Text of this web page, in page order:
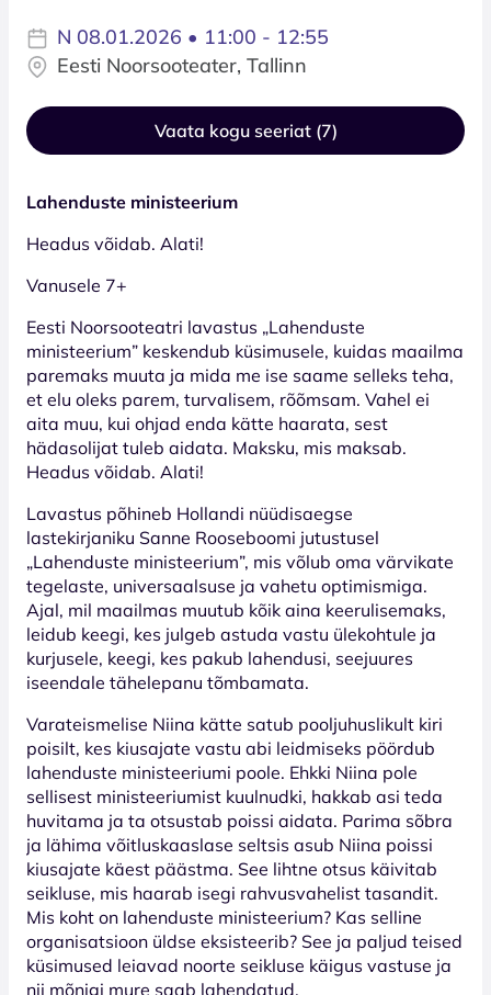
N 08.01.2026 • 11:00 - 12:55
Eesti Noorsooteater, Tallinn
Vaata kogu seeriat (7)
Lahenduste ministeerium
Headus võidab. Alati!
Vanusele 7+
Eesti Noorsooteatri lavastus „Lahenduste
ministeerium” keskendub küsimusele, kuidas maailma
paremaks muuta ja mida me ise saame selleks teha,
et elu oleks parem, turvalisem, rõõmsam. Vahel ei
aita muu, kui ohjad enda kätte haarata, sest
hädasolijat tuleb aidata. Maksku, mis maksab.
Headus võidab. Alati!
Lavastus põhineb Hollandi nüüdisaegse
lastekirjaniku Sanne Rooseboomi jutustusel
„Lahenduste ministeerium”, mis võlub oma värvikate
tegelaste, universaalsuse ja vahetu optimismiga.
Ajal, mil maailmas muutub kõik aina keerulisemaks,
leidub keegi, kes julgeb astuda vastu ülekohtule ja
kurjusele, keegi, kes pakub lahendusi, seejuures
iseendale tähelepanu tõmbamata.
Varateismelise Niina kätte satub pooljuhuslikult kiri
poisilt, kes kiusajate vastu abi leidmiseks pöördub
lahenduste ministeeriumi poole. Ehkki Niina pole
sellisest ministeeriumist kuulnudki, hakkab asi teda
huvitama ja ta otsustab poissi aidata. Parima sõbra
ja lähima võitluskaaslase seltsis asub Niina poissi
kiusajate käest päästma. See lihtne otsus käivitab
seikluse, mis haarab isegi rahvusvahelist tasandit.
Mis koht on lahenduste ministeerium? Kas selline
organisatsioon üldse eksisteerib? See ja paljud teised
küsimused leiavad noorte seikluse käigus vastuse ja
nii mõnigi mure saab lahendatud.